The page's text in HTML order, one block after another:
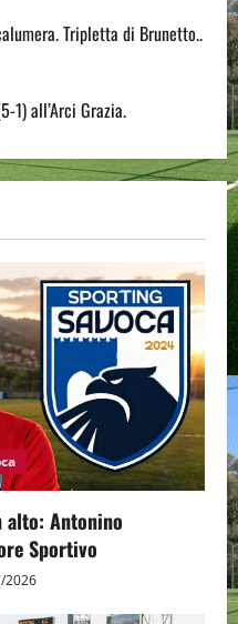
Tripletta di Brunetto..
1) all’Arci Grazia.
alto: Antonino
Sportivo
2026